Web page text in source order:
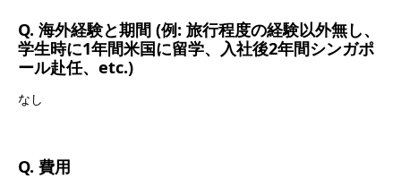
Q. 海外経験と期間 (例: 旅行程度の経験以外無し、
学生時に1年間米国に留学、入社後2年間シンガポ
ール赴任、etc.)
なし
Q. 費用